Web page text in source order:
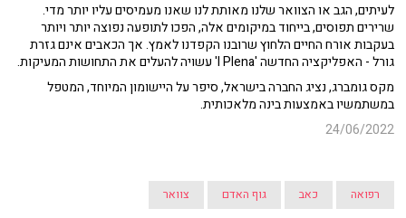
לעיתים, הגב או הצוואר שלנו מאותת לנו שאנו מעמיסים עליו יותר מדי.
שרירים תפוסים, בייחוד במיקומים אלה, הפכו לתופעה נפוצה יותר ויותר
בעקבות אורח החיים הלחוץ שרובנו הקפדנו לאמץ. אך הכאבים אינם גזרת
גורל - האפליקציה החדשה 'I Plena' עשויה להעלים את התחושות המעיקות.
מקס גומברג, נציג החברה בישראל, סיפר על היישומון המיוחד, המטפל
במשתמשיו באמצעות בינה מלאכותית.
24/06/2022
רפואה כאב גוף האדם צוואר